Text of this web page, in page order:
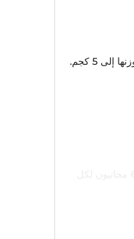
5 كجم.